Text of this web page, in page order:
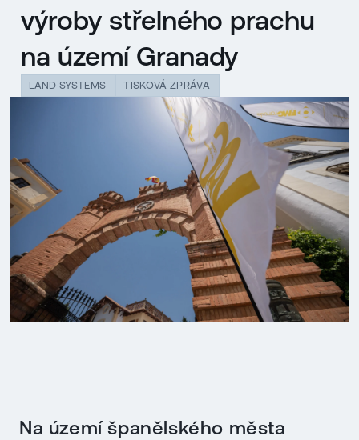
výroby střelného prachu
na území Granady
LAND SYSTEMS TISKOVÁ ZPRÁVA
Na území španělského města